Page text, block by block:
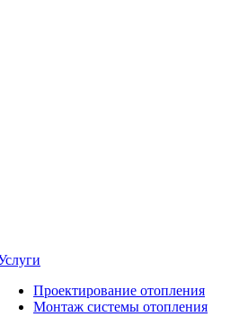
Проектирование отопления
Монтаж системы отопления